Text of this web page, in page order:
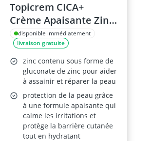
Topicrem CICA+
Crème Apaisante Zinc
et Acide Hyaluronique
– Pour Peau Sensible,
Tube 100 ml (Lot de 2)
disponible immédiatement
livraison gratuite
zinc contenu sous forme de
gluconate de zinc pour aider
à assainir et réparer la peau
protection de la peau grâce
à une formule apaisante qui
calme les irritations et
protège la barrière cutanée
tout en hydratant